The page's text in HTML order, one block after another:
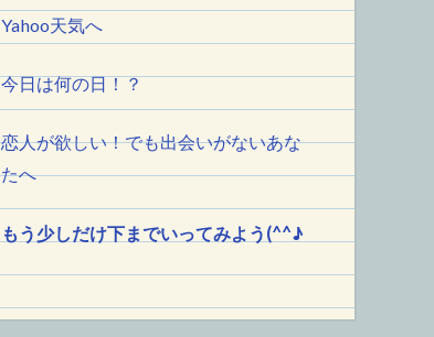
Yahoo天気へ
今日は何の日！？
恋人が欲しい！でも出会いがないあな
たへ
もう少しだけ下までいってみよう(^^♪